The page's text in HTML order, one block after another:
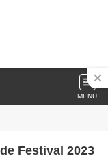
MENU
Festival 2023